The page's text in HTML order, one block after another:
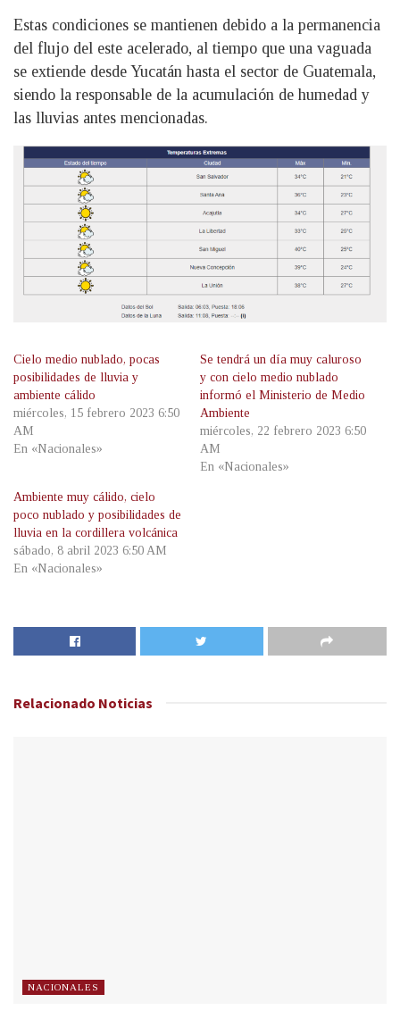
Estas condiciones se mantienen debido a la permanencia
del flujo del este acelerado, al tiempo que una vaguada
se extiende desde Yucatán hasta el sector de Guatemala,
siendo la responsable de la acumulación de humedad y
las lluvias antes mencionadas.
Cielo medio nublado, pocas
posibilidades de lluvia y
ambiente cálido
miércoles, 15 febrero 2023 6:50
AM
En «Nacionales»
Se tendrá un día muy caluroso
y con cielo medio nublado
informó el Ministerio de Medio
Ambiente
miércoles, 22 febrero 2023 6:50
AM
En «Nacionales»
Ambiente muy cálido, cielo
poco nublado y posibilidades de
lluvia en la cordillera volcánica
sábado, 8 abril 2023 6:50 AM
En «Nacionales»
Relacionado Noticias
NACIONALES